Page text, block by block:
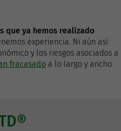
que ya hemos realizado
experiencia. Ni aún así
y los riesgos asociados a
fracasado a lo largo y ancho